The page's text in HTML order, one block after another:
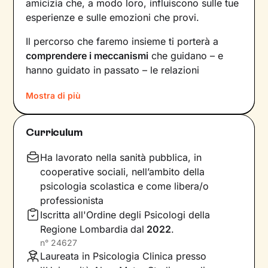
amicizia che, a modo loro, influiscono sulle tue
esperienze e sulle emozioni che provi.
Il percorso che faremo insieme ti porterà a
comprendere i meccanismi che guidano – e
hanno guidato in passato – le relazioni
alla base di ciò che stai vivendo oggi.
Imparerai a trasformare alcuni elementi che non
ti rappresentano più e scoprirai dentro di te
competenze e potenzialitàche non sapevi di
avere. Davanti ai tuoi occhi compariranno
nuove strade da percorrere, un passo dopo
l’altro, verso ilcambiamento positivo
desideri.
Mostra di più
Curriculum
Ha lavorato nella sanità pubblica, in
cooperative sociali, nell’ambito della
psicologia scolastica e come libera/o
professionista
Iscritta all'Ordine degli Psicologi della
Regione Lombardia dal 2022.
n° 24627
Laureata in Psicologia Clinica presso